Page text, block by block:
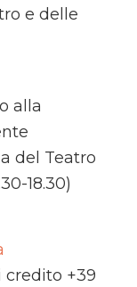
e delle
alla
del Teatro
18.30)
+39